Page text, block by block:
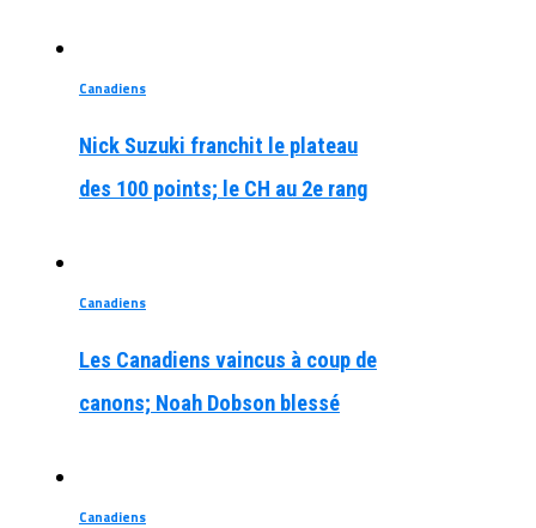
Canadiens
Nick Suzuki franchit le plateau
des 100 points; le CH au 2e rang
Canadiens
Les Canadiens vaincus à coup de
canons; Noah Dobson blessé
Canadiens